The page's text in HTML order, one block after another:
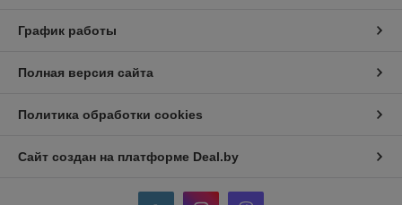
График работы
Полная версия сайта
Политика обработки cookies
Сайт создан на платформе Deal.by